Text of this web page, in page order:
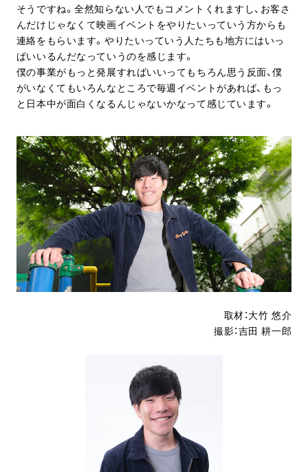
そうですね。全然知らない人でもコメントくれますし、お客さ
んだけじゃなくて映画イベントをやりたいっていう方からも
連絡をもらいます。やりたいっていう人たちも地方にはいっ
ぱいいるんだなっていうのを感じます。
僕の事業がもっと発展すればいいってもちろん思う反面、僕
がいなくてもいろんなところで毎週イベントがあれば、もっ
と日本中が面白くなるんじゃないかなって感じています。
取材：大竹 悠介
撮影：吉田 耕一郎